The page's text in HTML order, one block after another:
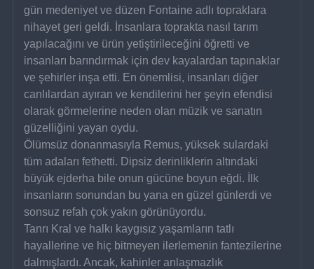
gün medeniyet ve düzen Fontaine adlı topraklara
nihayet geri geldi. İnsanlara toprakta nasıl tarım
yapılacağını ve ürün yetiştirileceğini öğretti ve
insanları barındırmak için dev kayalardan tapınaklar
ve şehirler inşa etti. En önemlisi, insanları diğer
canlılardan ayıran ve kendilerini her şeyin efendisi
olarak görmelerine neden olan müzik ve sanatın
güzelliğini yayan oydu.
Ölümsüz donanmasıyla Remus, yüksek sulardaki
tüm adaları fethetti. Dipsiz derinliklerin altındaki
büyük ejderha bile onun gücüne boyun eğdi. İlk
insanların sonundan bu yana en güzel günlerdi ve
sonsuz refah çok yakın görünüyordu.
Tanrı Kral ve halkı kaygısız yaşamların tatlı
hayallerine ve hiç bitmeyen ilerlemenin fantezilerine
dalmışlardı. Ancak, kahinler anlaşmazlık